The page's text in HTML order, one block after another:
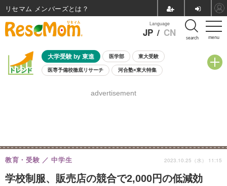
menu
Language
JP / CN search
大学受験 by 東進 医学部 東大受験
医専予備校徹底リサーチ 河合塾×東大特集
8月開催学校説明会・相談会
advertisement
学校制服、販売店の競合で2,000円の低減効
教育・受験 中学生 2023.10.25（水） 11:15
リセマム メンバーズ